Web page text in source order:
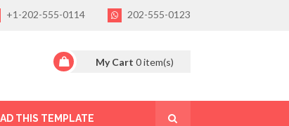
+1-202-555-0114 202-555-0123
My Cart 0item(s)
THIS TEMPLATE